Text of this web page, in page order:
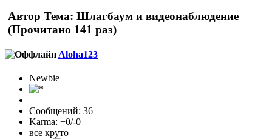
Автор Тема: Шлагбаум и видеонаблюдение
(Прочитано 141 раз)
Aloha123
Newbie
Сообщений: 36
Karma: +0/-0
все круто